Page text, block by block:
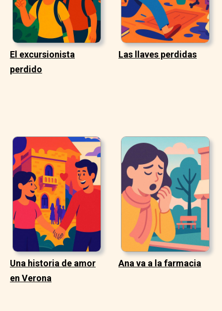
El excursionista
perdido
Las llaves perdidas
Una historia de amor
en Verona
Ana va a la farmacia